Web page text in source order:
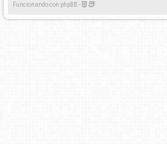
Funcionando con phpBB -